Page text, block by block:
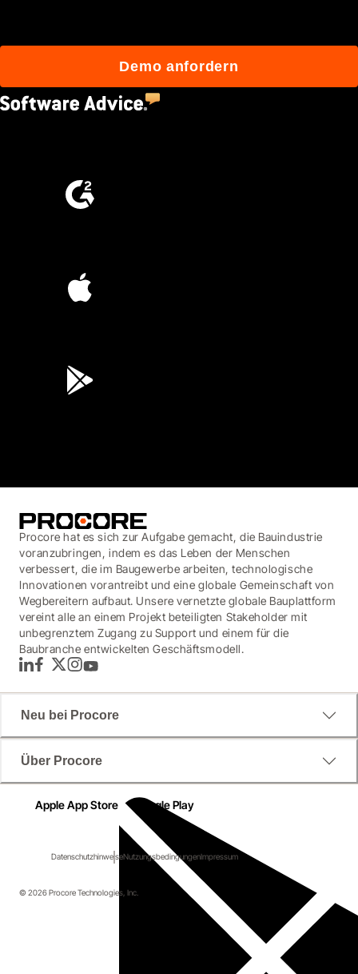
Demo anfordern
Procore hat es sich zur Aufgabe gemacht, die Bauindustrie
voranzubringen, indem es das Leben der Menschen
verbessert, die im Baugewerbe arbeiten, technologische
Innovationen vorantreibt und eine globale Gemeinschaft von
Wegbereitern aufbaut. Unsere vernetzte globale Bauplattform
vereint alle an einem Projekt beteiligten Stakeholder mit
unbegrenztem Zugang zu Support und einem für die
Baubranche entwickelten Geschäftsmodell.
LinkedInFacebook
TwitterInstagram
YouTube
Neu bei Procore
Über Procore
Apple App Store Google Play
DatenschutzhinweiseNutzungsbedingungenImpressum
© 2026 Procore Technologies, Inc.